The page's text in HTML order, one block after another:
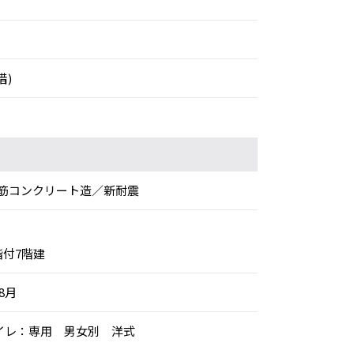
)
コンクリート造／新耐震
7階建
月
イレ：専用 男女別 洋式